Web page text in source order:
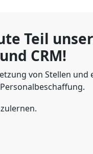
Teil
CRM!
von Stellen und